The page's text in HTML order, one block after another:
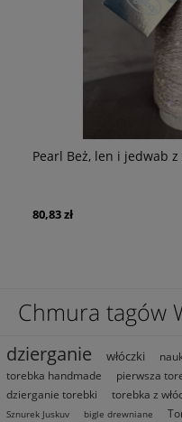
Pearl Beż, len i jedwab
80,83 zł
Chmura tagów
dzierganie włóczki
torebka handmade pierwsza
dzierganie torebki torebka z
Sznurek Juskuv
bigle drewniane